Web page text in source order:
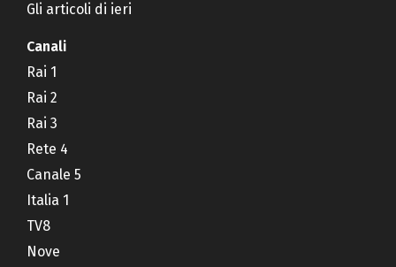
Gli articoli di ieri
Canali
Rai 1
Rai 2
Rai 3
Rete 4
Canale 5
Italia 1
TV8
Nove